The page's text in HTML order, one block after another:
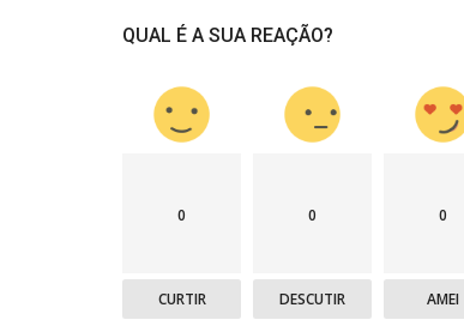
QUAL É A SUA REAÇÃO?
0
CURTIR
0
DESCUTIR
0
AMEI